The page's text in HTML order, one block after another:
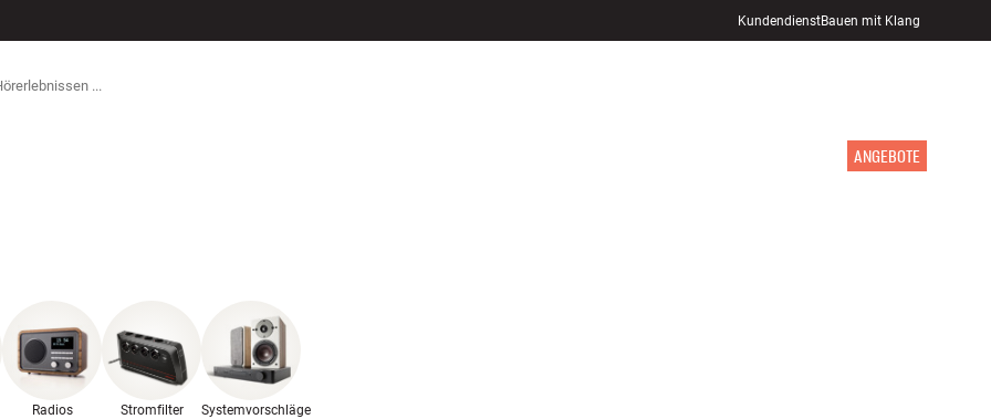
KundendienstBauen mit Klang
ANGEBOTE
Radios Stromfilter Systemvorschläge